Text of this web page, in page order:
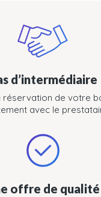
d’intermédiaire
réservation de votre
avec le
offre de qualité